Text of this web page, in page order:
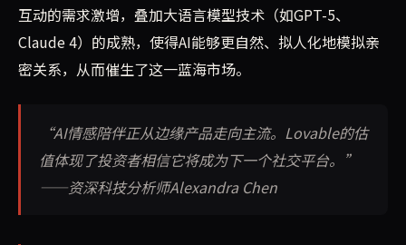
互动的需求激增，叠加大语言模型技术（如GPT-5、
Claude 4）的成熟，使得AI能够更自然、拟人化地模拟亲
密关系，从而催生了这一蓝海市场。
“AI情感陪伴正从边缘产品走向主流。Lovable的估
值体现了投资者相信它将成为下一个社交平台。”
——资深科技分析师Alexandra Chen